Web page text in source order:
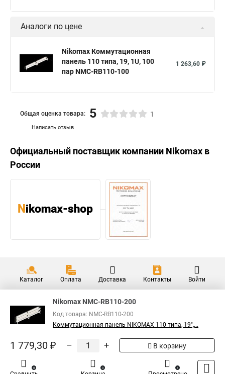
Аналоги по цене
Nikomax Коммутационная
панель 110 типа, 19, 1U, 100
пар NMC-RB110-100
1 263,60 ₽
Написать отзыв
Общая оценка товара: 5 1
Официальный поставщик компании Nikomax в
России
Каталог Оплата Доставка Контакты Войти
Nikomax NMC-RB110-200
Код товара: NMC-RB110-200
Коммутационная панель NIKOMAX 110 типа, 19",...
1 779,30 ₽ – + В корзину
0 0 1